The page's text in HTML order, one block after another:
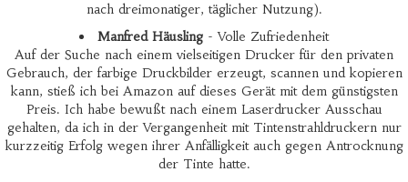
nach dreimonatiger, täglicher Nutzung).
Manfred Häusling - Volle Zufriedenheit
Auf der Suche nach einem vielseitigen Drucker für den privaten
Gebrauch, der farbige Druckbilder erzeugt, scannen und kopieren
kann, stieß ich bei Amazon auf dieses Gerät mit dem günstigsten
Preis. Ich habe bewußt nach einem Laserdrucker Ausschau
gehalten, da ich in der Vergangenheit mit Tintenstrahldruckern nur
kurzzeitig Erfolg wegen ihrer Anfälligkeit auch gegen Antrocknung
der Tinte hatte.